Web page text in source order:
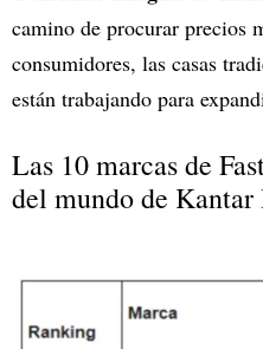
camino de procurar precios
consumidores, las casas
están trabajando para
Las 10 marcas de
del mundo de